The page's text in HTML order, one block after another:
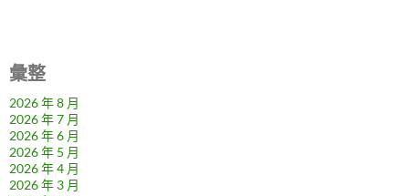
彙整
2026 年 8 月
2026 年 7 月
2026 年 6 月
2026 年 5 月
2026 年 4 月
2026 年 3 月